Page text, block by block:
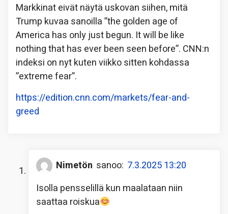
Markkinat eivät näytä uskovan siihen, mitä
Trump kuvaa sanoilla ”the golden age of
America has only just begun. It will be like
nothing that has ever been seen before”. CNN:n
indeksi on nyt kuten viikko sitten kohdassa
”extreme fear”.
https://edition.cnn.com/markets/fear-and-
greed
Nimetön sanoo: 7.3.2025 13:20
Isolla pensselillä kun maalataan niin
saattaa roiskua